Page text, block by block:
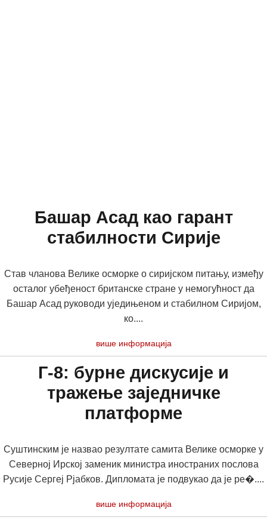
Башар Асад као гарант
стабилности Сирије
Став чланова Велике осморке о сиријском питању, између
осталог убеђеност британске стране у немогућност да
Башар Асад руководи уједињеном и стабилном Сиријом,
ко....
више информација
Г-8: бурне дискусије и
тражење заједничке
платформе
Суштинским је назвао резултате самита Велике осморке у
Северној Ирској заменик министра иностраних послова
Русије Сергеј Рјабков. Дипломата је подвукао да је ре�....
више информација